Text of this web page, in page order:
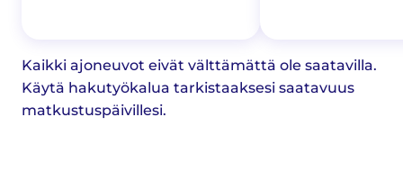
Kaikki ajoneuvot eivät välttämättä ole saatavilla.
Käytä hakutyökalua tarkistaaksesi saatavuus
matkustuspäivillesi.